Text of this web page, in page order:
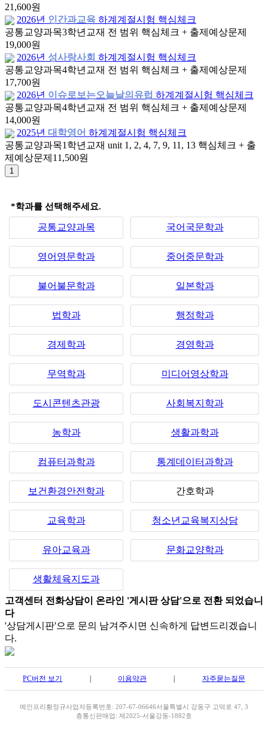
21,600원
2026년 인간과교육 하계계절시험 핵심체크
공통교양과목3학년 교재 전 범위 핵심체크 + 출제예상문제
19,000원
2026년 성사랑사회 하계계절시험 핵심체크
공통교양과목4학년 교재 전 범위 핵심체크 + 출제예상문제
17,700원
2026년 이슈로보는오늘날의유럽 하계계절시험 핵심체크
공통교양과목4학년 교재 전 범위 핵심체크 + 출제예상문제
14,000원
2025년 대학영어 하계계절시험 핵심체크
공통교양과목1학년 교재 unit 1, 2, 4, 7, 9, 11, 13 핵심체크 + 출
제예상문제 11,500원
*학과를 선택해주세요.
공통교양과목 국어국문학과
영어영문학과 중어중문학과
불어불문학과 일본학과
법학과 행정학과
경제학과 경영학과
무역학과 미디어영상학과
도시콘텐츠관광 사회복지학과
농학과 생활과학과
컴퓨터과학과 통계데이터과학과
보건환경안전학과 간호학과
교육학과 청소년교육복지상담
유아교육과 문화교양학과
생활체육지도과
고객센터 전화상담이 온라인 '게시판 상담'으로 전환 되었습니
다
'상담게시판'으로 문의 남겨주시면 신속하게 답변드리겠습니
다.
PC버전 보기 이용약관 자주묻는질문
메인프리황정규사업자등록번호: 207-67-06646서울특별시 강동구 고덕로 47, 3
층통신판매업: 제2025-서울강동-1882호